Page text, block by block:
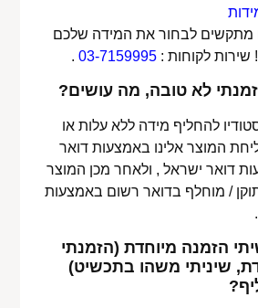
מתקשים לבחור את המידה שלכם
שירות לקוחות :03-7159995
.
לא טובה, מה עושים?
להחליף מידה ללא עלות או
המוצר אלינו באמצעות דואר
דואר ישראל , ולאחר מכן המוצר
/ מוחלף בדואר רשום באמצעות
הזמנה מיוחדת (הזמנתי
שיניתי משהו בתכשיט)